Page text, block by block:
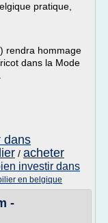
pratique,
rendra hommage
dans la Mode
dans
/ acheter
investir dans
en belgique
-